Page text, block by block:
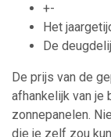
+-
Het
De
De prijs van de
afhankelijk van je
zonnepanelen.
die je zelf zou